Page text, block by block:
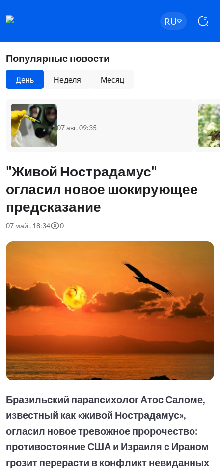
RU
Популярные новости
День Неделя Месяц
07 авг, 09:35
"Живой Нострадамус"
огласил новое шокирующее
предсказание
07 май , 18:34 0
Бразильский парапсихолог Атос Саломе,
известный как «живой Нострадамус»,
огласил новое тревожное пророчество:
противостояние США и Израиля с Ираном
грозит перерасти в конфликт невиданных